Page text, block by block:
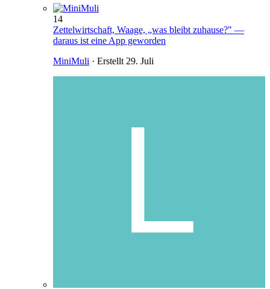
14
Zettelwirtschaft, Waage, „was bleibt zuhause?" —
daraus ist eine App geworden
MiniMuli · Erstellt 29. Juli